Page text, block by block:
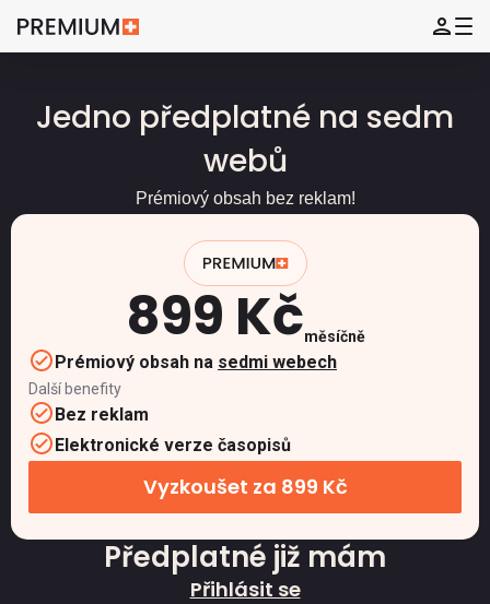
Jedno předplatné na sedm
webů
Prémiový obsah bez reklam!
899 Kčměsíčně
Prémiový obsah na sedmi webech
Další benefity
Bez reklam
Elektronické verze časopisů
Vyzkoušet za 899 Kč
Předplatné již mám
Přihlásit se